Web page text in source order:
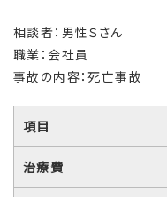
相談者：男性Ｓさん
職業：会社員
事故の内容：死亡事故
項目
治療費